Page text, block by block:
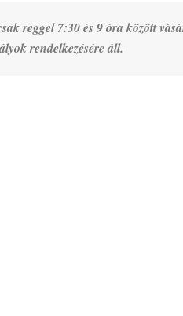
reggel 7:30 és 9 óra között
rendelkezésére áll.